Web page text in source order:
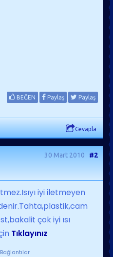
BEĞEN Paylaş Paylaş
Cevapla
30 Mart 2010 #2
iyi iletmeyen
denir.Tahta,plastik,cam
çok iyi ısı
Tıklayınız